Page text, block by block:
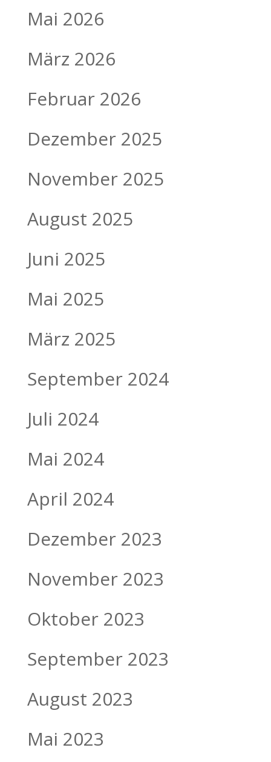
Mai 2026
März 2026
Februar 2026
Dezember 2025
November 2025
August 2025
Juni 2025
Mai 2025
März 2025
September 2024
Juli 2024
Mai 2024
April 2024
Dezember 2023
November 2023
Oktober 2023
September 2023
August 2023
Mai 2023